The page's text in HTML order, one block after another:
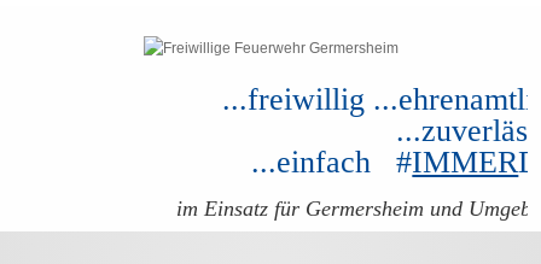
...freiwillig
...einfach #IMMER
im Einsatz für Germersheim und